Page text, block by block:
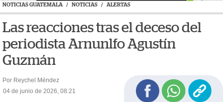
NOTICIAS GUATEMALA / NOTICIAS / ALERTAS
Las reacciones tras el deceso del
periodista Arnunlfo Agustín
Guzmán
Por Reychel Méndez
04 de junio de 2026, 08:21